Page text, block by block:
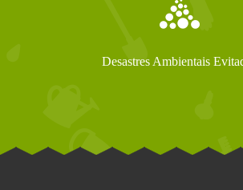
Desastres Ambientais